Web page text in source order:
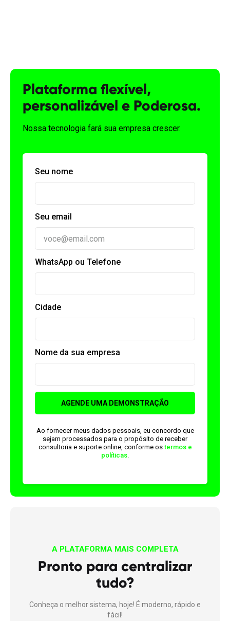
Plataforma flexível,
personalizável e Poderosa.
Nossa tecnologia fará sua empresa crescer.
Seu nome
Seu email
WhatsApp ou Telefone
Cidade
Nome da sua empresa
Ao fornecer meus dados pessoais, eu concordo que
sejam processados para o propósito de receber
consultoria e suporte online, conforme ostermos e
políticas.
A PLATAFORMA MAIS COMPLETA
Pronto para centralizar
tudo?
Conheça o melhor sistema, hoje! É moderno, rápido e
fácil!